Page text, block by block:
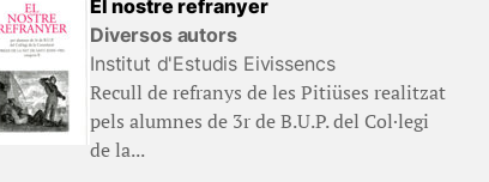
El nostre refranyer
Diversos autors
Institut d'Estudis Eivissencs
Recull de refranys de les Pitiüses realitzat
pels alumnes de 3r de B.U.P. del Col·legi
de la...